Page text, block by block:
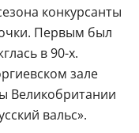
конкурсанты
Первым был
в 90-х.
зале
Великобритании
вальс».